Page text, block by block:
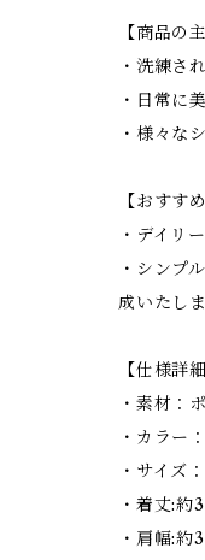
【商品の
・洗練さ
・日常に
・様々な
【おすす
・デイリ
・シンプ
成いたしま
【仕様詳細
・素材：
・カラー
・サイズ
・着丈:約
・肩幅:約